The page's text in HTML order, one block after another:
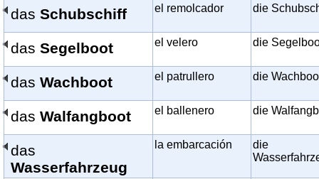
das Schubschiff el remolcador die
das Segelboot el velero die
das Wachboot el patrullero die
das Walfangboot el ballenero die
das
Wasserfahrzeug
la embarcación
die